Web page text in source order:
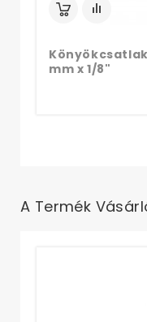
mm x 1/8"
A Termék